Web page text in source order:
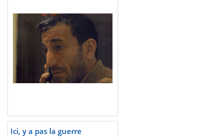
Ici, y a pas la guerre